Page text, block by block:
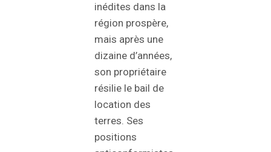
inédites dans la
région prospère,
mais après une
dizaine d’années,
son propriétaire
résilie le bail de
location des
terres. Ses
positions